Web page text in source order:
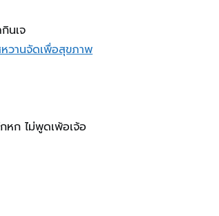
นเจ
วานจัดเพื่อสุขภาพ
หก ไม่พูดเพ้อเจ้อ